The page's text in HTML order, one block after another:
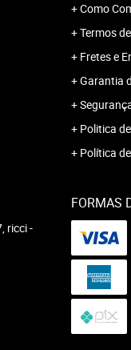
Como
Termos
Fretes e
Garantia
Politica
Política
ricci-
FORMAS